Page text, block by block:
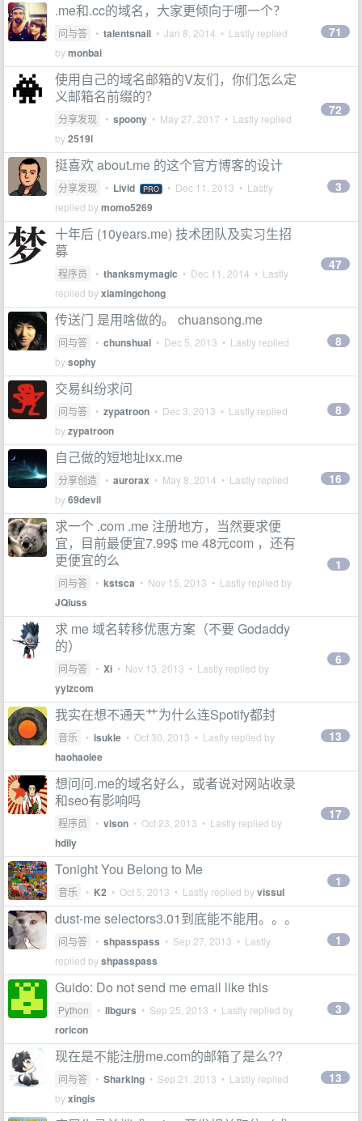
.me和.cc的域名，大家更倾向于哪一个？
问与答 • talentsnail • Jan 8, 2014 • Lastly replied
bymonbai
71
使用自己的域名邮箱的V友们，你们怎么定
义邮箱名前缀的？
分享发现 • spoony • May 27, 2017 • Lastly replied
by2519l
72
挺喜欢 about.me 的这个官方博客的设计
分享发现 • Livid PRO • Dec 11, 2013 • Lastly
replied bymomo5269
3
十年后 (10years.me) 技术团队及实习生招
募
程序员 • thanksmymagic • Dec 11, 2014 • Lastly
replied byxiamingchong
47
传送门 是用啥做的。 chuansong.me
问与答 • chunshuai • Dec 5, 2013 • Lastly replied
bysophy
8
交易纠纷求问
问与答 • zypatroon • Dec 3, 2013 • Lastly replied
byzypatroon
8
自己做的短地址ixx.me
分享创造 • aurorax • May 8, 2014 • Lastly replied
by69devil
16
求一个 .com .me 注册地方，当然要求便
宜，目前最便宜7.99$ me 48元com ，还有
更便宜的么
问与答 • kstsca • Nov 15, 2013 • Lastly replied by
JQiuss
1
求 me 域名转移优惠方案（不要 Godaddy
的）
问与答 • Xi • Nov 13, 2013 • Lastly replied by
yylzcom
6
我实在想不通天艹为什么连Spotify都封
音乐 • isukle • Oct 30, 2013 • Lastly replied by
haohaolee
13
想问问.me的域名好么，或者说对网站收录
和seo有影响吗
程序员 • vison • Oct 23, 2013 • Lastly replied by
hdily
17
Tonight You Belong to Me
音乐 • K2 • Oct 5, 2013 • Lastly replied byvissul
1
dust-me selectors3.01到底能不能用。。。
问与答 • shpasspass • Sep 27, 2013 • Lastly
replied byshpasspass
1
Guido: Do not send me email like this
Python • llbgurs • Sep 25, 2013 • Lastly replied by
roricon
3
现在是不能注册me.com的邮箱了是么??
问与答 • SharkIng • Sep 21, 2013 • Lastly replied
byxingis
13